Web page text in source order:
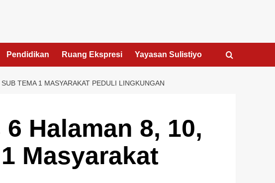
Pendidikan Ruang Ekspresi Yayasan Sulistiyo
TEMA 1 MASYARAKAT PEDULI LINGKUNGAN
Halaman 8, 10,
Masyarakat